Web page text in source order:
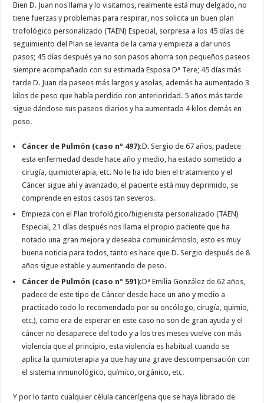
Bien D. Juan nos llama y lo visitamos, realmente está muy delgado, no
tiene fuerzas y problemas para respirar, nos solicita un buen plan
trofológico personalizado (TAEN) Especial, sorpresa a los 45 días de
seguimiento del Plan se levanta de la cama y empieza a dar unos
pasos; 45 días después ya no son pasos ahorra son pequeños paseos
siempre acompañado con su estimada Esposa Dª Tere; 45 días más
tarde D. Juan da paseos más largos y asolas, además ha aumentado 3
kilos de peso que había perdido con anterioridad. 5 años más tarde
sigue dándose sus paseos diarios y ha aumentado 4 kilos demás en
peso.
Cáncer de Pulmón (caso nº 497):D. Sergio de 67 años, padece
esta enfermedad desde hace año y medio, ha estado sometido a
cirugía, quimioterapia, etc. No le ha ido bien el tratamiento y el
Cáncer sigue ahí y avanzado, el paciente está muy deprimido, se
comprende en estos casos tan severos.
Empieza con el Plan trofológico/higienista personalizado (TAEN)
Especial, 21 días después nos llama el propio paciente que ha
notado una gran mejora y deseaba comunicárnoslo, esto es muy
buena noticia para todos, tanto es hace que D. Sergio después de 8
años sigue estable y aumentando de peso.
Cáncer de Pulmón (caso nº 591):Dª Emilia González de 62 años,
padece de este tipo de Cáncer desde hace un año y medio a
practicado todo lo recomendado por su oncólogo, cirugía, quimio,
etc.), como era de esperar en este caso no son de gran ayuda y el
cáncer no desaparece del todo y a los tres meses vuelve con más
violencia que al principio, esta violencia es habitual cuando se
aplica la quimioterapia ya que hay una grave descompensación con
el sistema inmunológico, químico, orgánico, etc.
Y por lo tanto cualquier célula cancerígena que se haya librado de